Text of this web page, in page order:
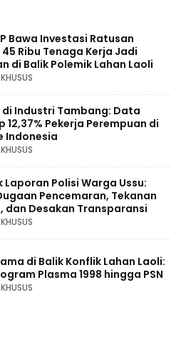
Bawa Investasi Ratusan
Ribu Tenaga Kerja Jadi
di Balik Polemik Lahan Laoli
Industri Tambang: Data
12,37% Pekerja Perempuan di
Indonesia
Laporan Polisi Warga Ussu:
Pencemaran, Tekanan
dan Desakan Transparansi
di Balik Konflik Lahan Laoli:
Plasma 1998 hingga PSN